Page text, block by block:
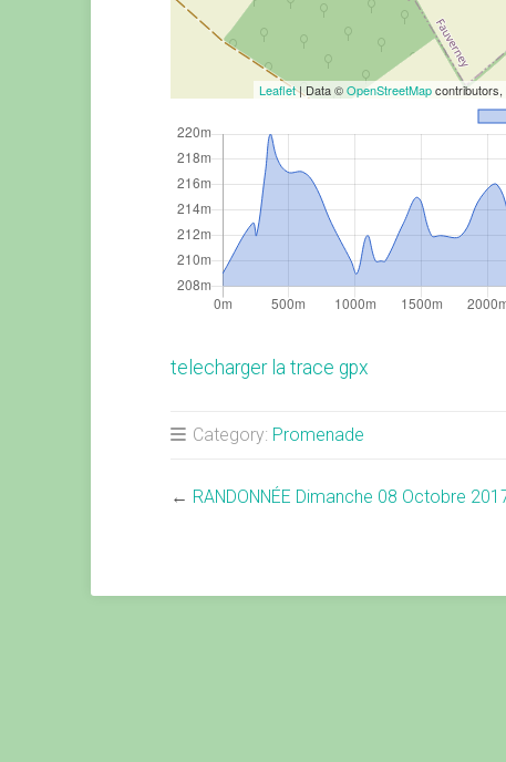
Leaflet| Data ©OpenStreetMap
telecharger la trace gpx
Category: Promenade
← RANDONNÉE Dimanche 08 Octobre